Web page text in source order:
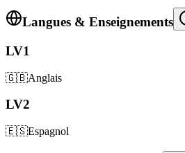
Langues & Enseignements
LV1
🇬🇧Anglais
LV2
🇪🇸Espagnol